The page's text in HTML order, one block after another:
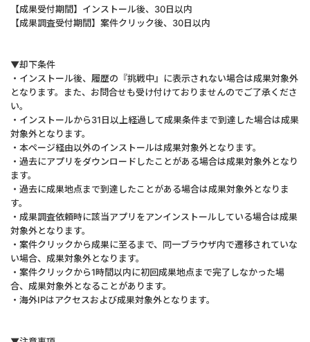
【成果受付期間】インストール後、30日以内
【成果調査受付期間】案件クリック後、30日以内
▼却下条件
・インストール後、履歴の『挑戦中』に表示されない場合は成果対象外
となります。また、お問合せも受け付けておりませんのでご了承くださ
い。
・インストールから31日以上経過して成果条件まで到達した場合は成果
対象外となります。
・本ページ経由以外のインストールは成果対象外となります。
・過去にアプリをダウンロードしたことがある場合は成果対象外となり
ます。
・過去に成果地点まで到達したことがある場合は成果対象外となりま
す。
・成果調査依頼時に該当アプリをアンインストールしている場合は成果
対象外となります。
・案件クリックから成果に至るまで、同一ブラウザ内で遷移されていな
い場合、成果対象外となります。
・案件クリックから1時間以内に初回成果地点まで完了しなかった場
合、成果対象外となることがあります。
・海外IPはアクセスおよび成果対象外となります。